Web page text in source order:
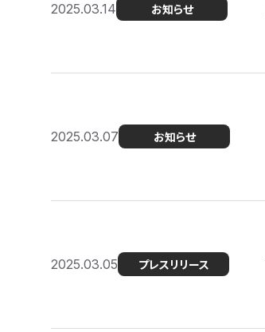
2025.03.14 お知らせ
2025.03.07 お知らせ
2025.03.05 プレスリリース